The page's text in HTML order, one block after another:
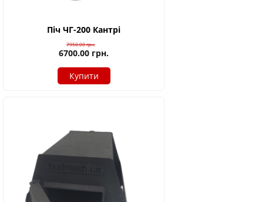
Піч ЧГ-200 Кантрі
7950.00грн.
6700.00 грн.
Купити